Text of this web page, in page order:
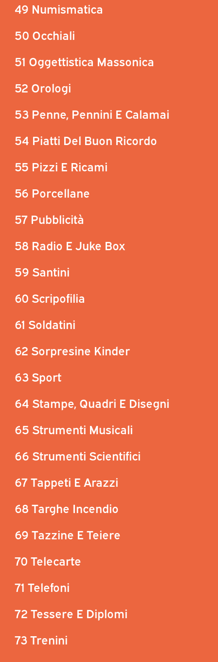
49 Numismatica
50 Occhiali
51 Oggettistica Massonica
52 Orologi
53 Penne, Pennini E Calamai
54 Piatti Del Buon Ricordo
55 Pizzi E Ricami
56 Porcellane
57 Pubblicità
58 Radio E Juke Box
59 Santini
60 Scripofilia
61 Soldatini
62 Sorpresine Kinder
63 Sport
64 Stampe, Quadri E Disegni
65 Strumenti Musicali
66 Strumenti Scientifici
67 Tappeti E Arazzi
68 Targhe Incendio
69 Tazzine E Teiere
70 Telecarte
71 Telefoni
72 Tessere E Diplomi
73 Trenini